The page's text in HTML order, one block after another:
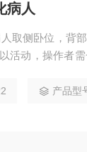
病人
取侧卧位，背
活动，操作者
体、椎弓板、棘
产品型